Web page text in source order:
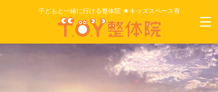
子どもと一緒に行ける整体院 ★キッズスペース有